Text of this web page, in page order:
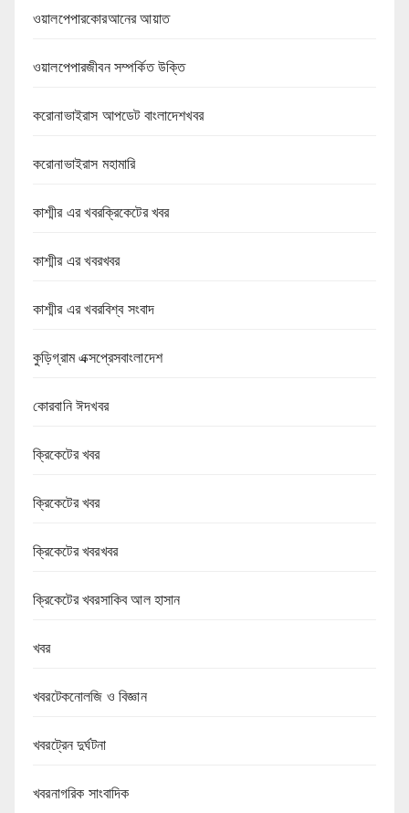
ওয়ালপেপারকোরআনের আয়াত
ওয়ালপেপারজীবন সম্পর্কিত উক্তি
করোনাভাইরাস আপডেট বাংলাদেশখবর
করোনাভাইরাস মহামারি
কাশ্মীর এর খবরক্রিকেটের খবর
কাশ্মীর এর খবরখবর
কাশ্মীর এর খবরবিশ্ব সংবাদ
কুড়িগ্রাম এক্সপ্রেসবাংলাদেশ
কোরবানি ঈদখবর
ক্রিকেটের খবর
ক্রিকেটের খবর
ক্রিকেটের খবরখবর
ক্রিকেটের খবরসাকিব আল হাসান
খবর
খবরটেকনোলজি ও বিজ্ঞান
খবরট্রেন দুর্ঘটনা
খবরনাগরিক সাংবাদিক